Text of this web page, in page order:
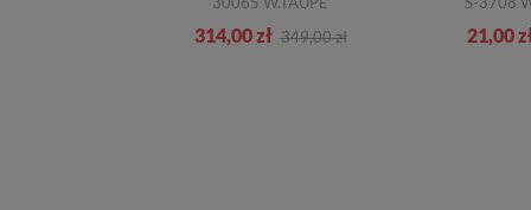
314,00 zł 349,00 zł 21,00